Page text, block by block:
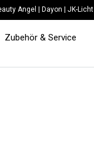
Angel Dayon JK-Licht
Zubehör & Service